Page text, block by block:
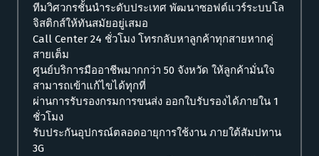
ทีมวิศวกรชั้นนำระดับประเทศ พัฒนาซอฟต์แวร์ระบบโล
จิสติกส์ให้ทันสมัยอยู่เสมอ
Call Center 24 ชั่วโมง โทรกลับหาลูกค้าทุกสายหากคู่
สายเต็ม
ศูนย์บริการมืออาชีพมากกว่า 50 จังหวัด ให้ลูกค้ามั่นใจ
สามารถเข้าแก้ไขได้ทุกที่
ผ่านการรับรองกรมการขนส่ง ออกใบรับรองได้ภายใน 1
ชั่วโมง
รับประกันอุปกรณ์ตลอดอายุการใช้งาน ภายใต้สัมปทาน
3G